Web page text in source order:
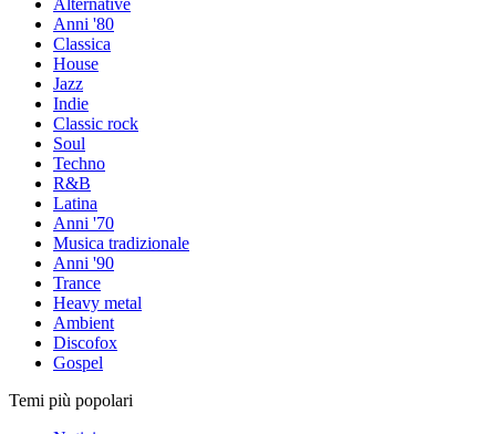
Alternative
Anni '80
Classica
House
Jazz
Indie
Classic rock
Soul
Techno
R&B
Latina
Anni '70
Musica tradizionale
Anni '90
Trance
Heavy metal
Ambient
Discofox
Gospel
Temi più popolari